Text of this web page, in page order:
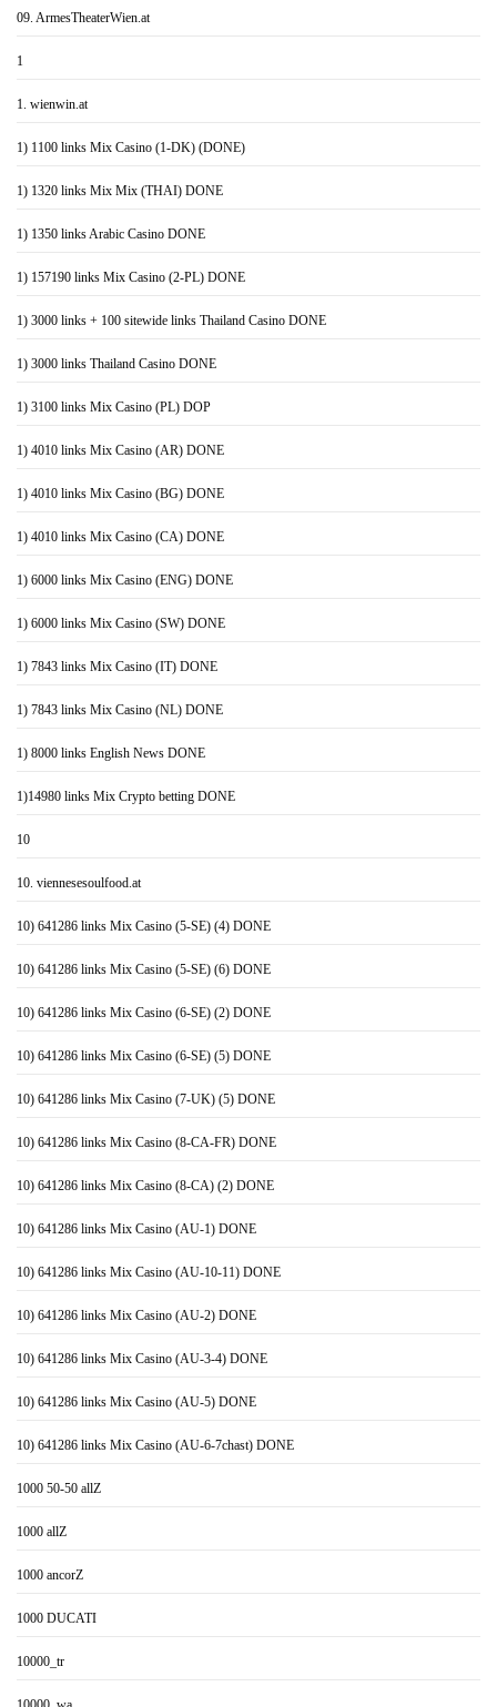
09. ArmesTheaterWien.at
1
1. wienwin.at
1) 1100 links Mix Casino (1-DK) (DONE)
1) 1320 links Mix Mix (THAI) DONE
1) 1350 links Arabic Casino DONE
1) 157190 links Mix Casino (2-PL) DONE
1) 3000 links + 100 sitewide links Thailand Casino DONE
1) 3000 links Thailand Casino DONE
1) 3100 links Mix Casino (PL) DOP
1) 4010 links Mix Casino (AR) DONE
1) 4010 links Mix Casino (BG) DONE
1) 4010 links Mix Casino (CA) DONE
1) 6000 links Mix Casino (ENG) DONE
1) 6000 links Mix Casino (SW) DONE
1) 7843 links Mix Casino (IT) DONE
1) 7843 links Mix Casino (NL) DONE
1) 8000 links English News DONE
1)14980 links Mix Crypto betting DONE
10
10. viennesesoulfood.at
10) 641286 links Mix Casino (5-SE) (4) DONE
10) 641286 links Mix Casino (5-SE) (6) DONE
10) 641286 links Mix Casino (6-SE) (2) DONE
10) 641286 links Mix Casino (6-SE) (5) DONE
10) 641286 links Mix Casino (7-UK) (5) DONE
10) 641286 links Mix Casino (8-CA-FR) DONE
10) 641286 links Mix Casino (8-CA) (2) DONE
10) 641286 links Mix Casino (AU-1) DONE
10) 641286 links Mix Casino (AU-10-11) DONE
10) 641286 links Mix Casino (AU-2) DONE
10) 641286 links Mix Casino (AU-3-4) DONE
10) 641286 links Mix Casino (AU-5) DONE
10) 641286 links Mix Casino (AU-6-7chast) DONE
1000 50-50 allZ
1000 allZ
1000 ancorZ
1000 DUCATI
10000_tr